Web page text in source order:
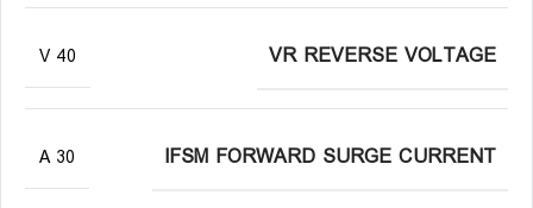
VR REVERSE VOLTAGE
40 V
IFSM FORWARD SURGE CURRENT
30 A